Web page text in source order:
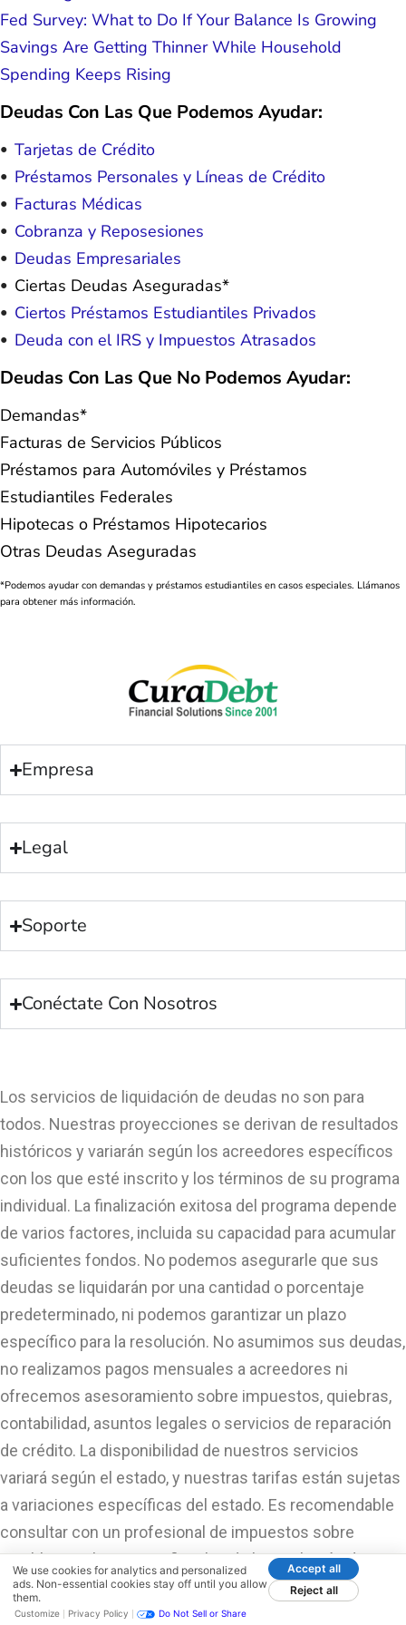
Fed Survey: What to Do If Your Balance Is Growing
Savings Are Getting Thinner While Household
Spending Keeps Rising
Deudas Con Las Que Podemos Ayudar:
Tarjetas de Crédito
Préstamos Personales y Líneas de Crédito
Facturas Médicas
Cobranza y Reposesiones
Deudas Empresariales
Ciertas Deudas Aseguradas*
Ciertos Préstamos Estudiantiles Privados
Deuda con el IRS y Impuestos Atrasados
Deudas Con Las Que No Podemos Ayudar:
Demandas*
Facturas de Servicios Públicos
Préstamos para Automóviles y Préstamos
Estudiantiles Federales
Hipotecas o Préstamos Hipotecarios
Otras Deudas Aseguradas
*Podemos ayudar con demandas y préstamos estudiantiles en casos especiales. Llámanos
para obtener más información.
Empresa
Legal
Soporte
Conéctate Con Nosotros
Los servicios de liquidación de deudas no son para
todos. Nuestras proyecciones se derivan de resultados
históricos y variarán según los acreedores específicos
con los que esté inscrito y los términos de su programa
individual. La finalización exitosa del programa depende
de varios factores, incluida su capacidad para acumular
suficientes fondos. No podemos asegurarle que sus
deudas se liquidarán por una cantidad o porcentaje
predeterminado, ni podemos garantizar un plazo
específico para la resolución. No asumimos sus deudas,
no realizamos pagos mensuales a acreedores ni
ofrecemos asesoramiento sobre impuestos, quiebras,
contabilidad, asuntos legales o servicios de reparación
de crédito. La disponibilidad de nuestros servicios
variará según el estado, y nuestras tarifas están sujetas
a variaciones específicas del estado. Es recomendable
consultar con un profesional de impuestos sobre
posibles implicaciones fiscales de la resolución de
deudas por menos del saldo total. Antes de inscribirse,
revise minuciosamente y comprenda todos los
We use cookies for analytics and personalized
ads. Non-essential cookies stay off until you allow
them.
Accept all
Reject all
Customize Privacy Policy Do Not Sell or Share